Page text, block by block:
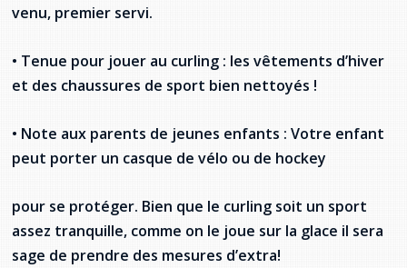
venu, premier servi.
• Tenue pour jouer au curling : les vêtements d’hiver
et des chaussures de sport bien nettoyés !
• Note aux parents de jeunes enfants : Votre enfant
peut porter un casque de vélo ou de hockey
pour se protéger. Bien que le curling soit un sport
assez tranquille, comme on le joue sur la glace il sera
sage de prendre des mesures d’extra!